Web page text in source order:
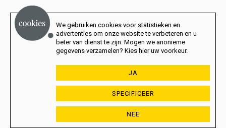
We gebruiken cookies voor statistieken en
advertenties om onze website te verbeteren en u
beter van dienst te zijn. Mogen we anonieme
gegevens verzamelen? Kies hier uw voorkeur.
JA
SPECIFICEER
NEE